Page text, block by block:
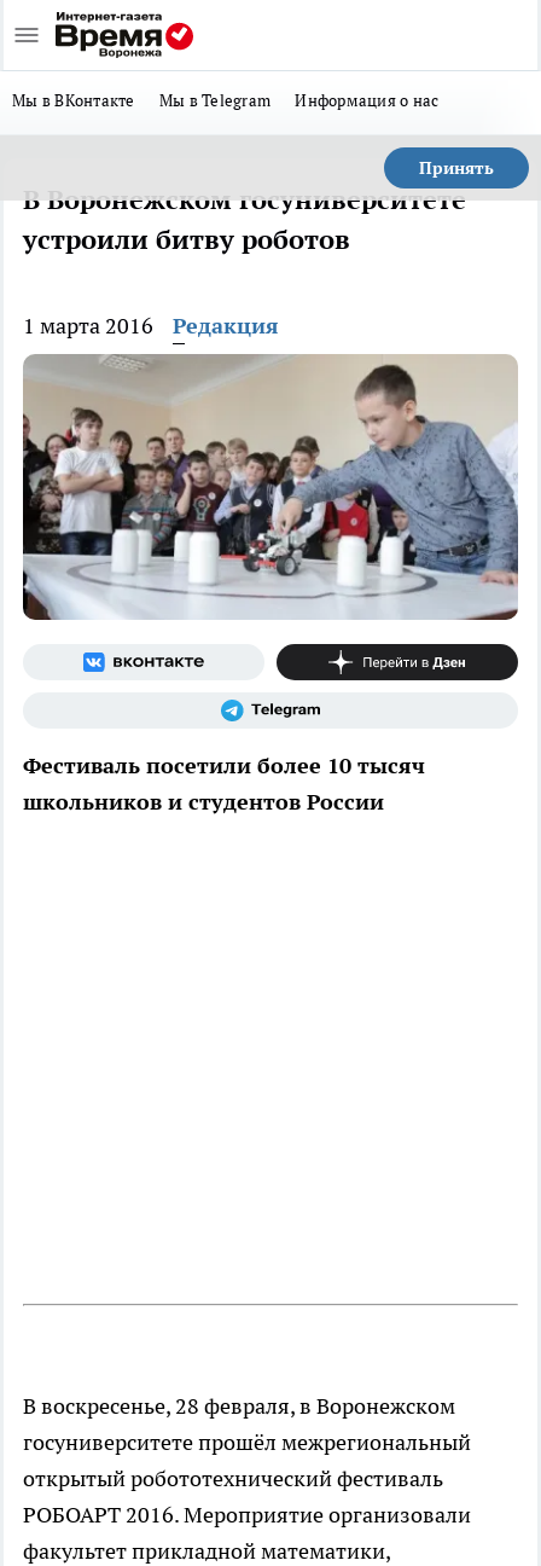
Мы в ВКонтакте Мы в Telegram Информация о нас
Принять
В Воронежском госуниверситете
устроили битву роботов
1 марта 2016 Редакция
Фестиваль посетили более 10 тысяч
школьников и студентов России
В воскресенье, 28 февраля, в Воронежском
госуниверситете прошёл межрегиональный
открытый робототехнический фестиваль
РОБОАРТ 2016. Мероприятие организовали
факультет прикладной математики,